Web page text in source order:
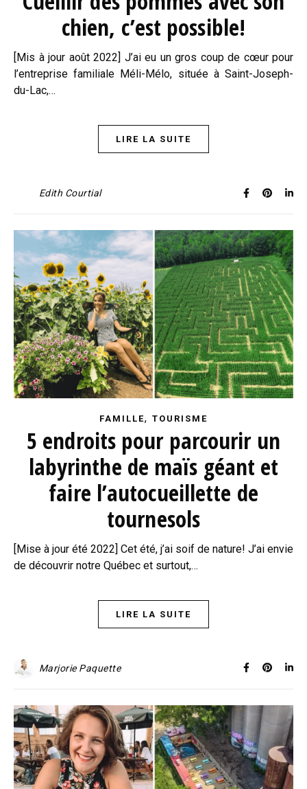
chien, c’est possible!
[Mis à jour août 2022] J’ai eu un gros coup de cœur pour
l’entreprise familiale Méli-Mélo, située à Saint-Joseph-
du-Lac,…
LIRE LA SUITE
Edith Courtial
FAMILLE, TOURISME
5 endroits pour parcourir un
labyrinthe de maïs géant et
faire l’autocueillette de
tournesols
[Mise à jour été 2022] Cet été, j’ai soif de nature! J’ai envie
de découvrir notre Québec et surtout,…
LIRE LA SUITE
Marjorie Paquette